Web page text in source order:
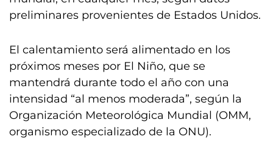
preliminares provenientes de Estados Unidos.
El calentamiento será alimentado en los
próximos meses por El Niño, que se
mantendrá durante todo el año con una
intensidad “al menos moderada”, según la
Organización Meteorológica Mundial (OMM,
organismo especializado de la ONU).